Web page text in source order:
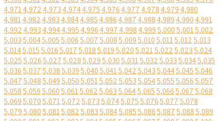
4,9714,9724,9734,9744,9754,9764,9774,9784,9794,980
4,9814,9824,9834,9844,9854,9864,9874,9884,9894,9904,991
4,9924,9934,9944,9954,9964,9974,9984,9995,0005,0015,002
5,0035,0045,0055,0065,0075,0085,0095,0105,0115,0125,013
5,0145,0155,0165,0175,0185,0195,0205,0215,0225,0235,024
5,0255,0265,0275,0285,0295,0305,0315,0325,0335,0345,035
5,0365,0375,0385,0395,0405,0415,0425,0435,0445,0455,046
5,0475,0485,0495,0505,0515,0525,0535,0545,0555,0565,057
5,0585,0595,0605,0615,0625,0635,0645,0655,0665,0675,068
5,0695,0705,0715,0725,0735,0745,0755,0765,0775,078
5,0795,0805,0815,0825,0835,0845,0855,0865,0875,0885,089